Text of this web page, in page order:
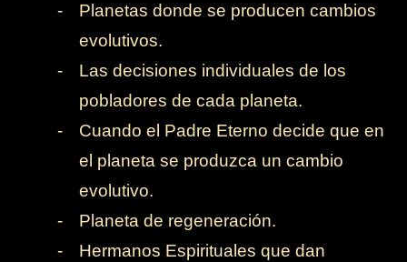
-
Planetas donde se producen cambios
evolutivos.
-
Las decisiones individuales de los
pobladores de cada planeta.
-
Cuando el Padre Eterno decide que en
el planeta se produzca un cambio
evolutivo.
-
Planeta de regeneración.
-
Hermanos Espirituales que dan